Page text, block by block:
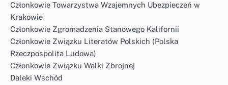
Członkowie Towarzystwa Wzajemnych Ubezpieczeń w
Krakowie
Członkowie Zgromadzenia Stanowego Kalifornii
Członkowie Związku Literatów Polskich (Polska
Rzeczpospolita Ludowa)
Członkowie Związku Walki Zbrojnej
Daleki Wschód